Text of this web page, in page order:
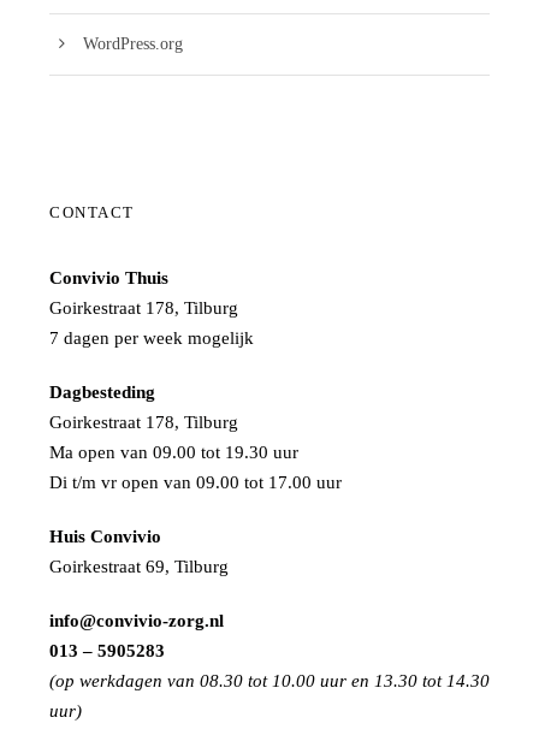
WordPress.org
CONTACT
Convivio Thuis
Goirkestraat 178, Tilburg
7 dagen per week mogelijk
Dagbesteding
Goirkestraat 178, Tilburg
Ma open van 09.00 tot 19.30 uur
Di t/m vr open van 09.00 tot 17.00 uur
Huis Convivio
Goirkestraat 69, Tilburg
info@convivio-zorg.nl
013 – 5905283
(op werkdagen van 08.30 tot 10.00 uur en 13.30 tot 14.30
uur)